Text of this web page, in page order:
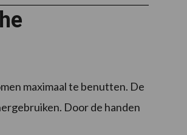
maximaal te benutten. De
Door de handen